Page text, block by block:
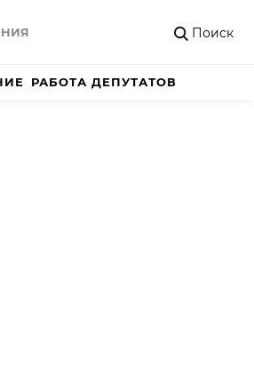
Поиск
РАБОТА ДЕПУТАТОВ